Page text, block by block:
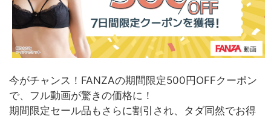
今がチャンス！FANZAの期間限定500円OFFクーポン
で、フル動画が驚きの価格に！
期間限定セール品もさらに割引され、タダ同然でお得